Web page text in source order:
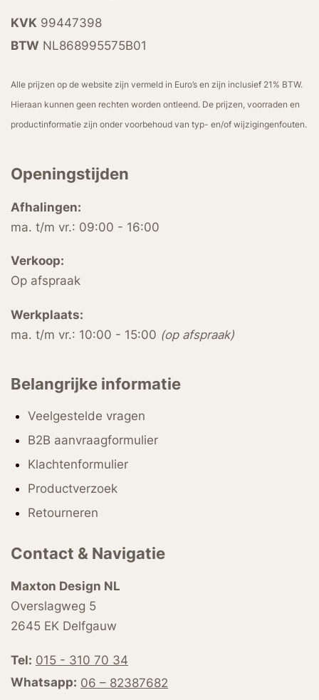
KVK 99447398
BTW NL868995575B01
Alle prijzen op de website zijn vermeld in Euro’s en zijn inclusief 21% BTW.
Hieraan kunnen geen rechten worden ontleend. De prijzen, voorraden en
productinformatie zijn onder voorbehoud van typ- en/of wijzigingenfouten.
Openingstijden
Afhalingen:
ma. t/m vr.: 09:00 - 16:00
Verkoop:
Op afspraak
Werkplaats:
ma. t/m vr.: 10:00 - 15:00 (op afspraak)
Belangrijke informatie
Veelgestelde vragen
B2B aanvraagformulier
Klachtenformulier
Productverzoek
Retourneren
Contact & Navigatie
Maxton Design NL
Overslagweg 5
2645 EK Delfgauw
Tel: 015 - 310 70 34
Whatsapp: 06 – 82387682